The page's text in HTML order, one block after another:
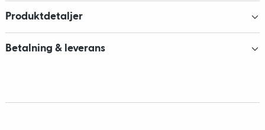
Produktdetaljer
Betalning & leverans